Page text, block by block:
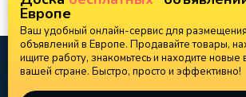
Европе
Ваш удобный онлайн-сервис для
объявлений в Европе. Продавайте товары,
ищите работу, знакомьтесь и находите новые
вашей стране. Быстро, просто и эффективно!